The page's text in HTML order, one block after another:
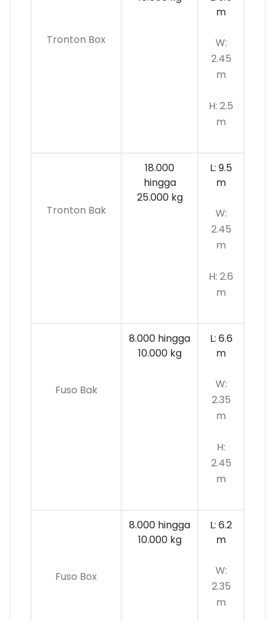
Tronton Box
m
W:
2.45
m
H: 2.5
m
Tronton Bak
18.000
hingga
25.000 kg
L: 9.5
m
W:
2.45
m
H: 2.6
m
Fuso Bak
8.000 hingga
10.000kg
L: 6.6
m
W:
2.35
m
H:
2.45
m
Fuso Box
8.000 hingga
10.000 kg
L: 6.2
m
W:
2.35
m